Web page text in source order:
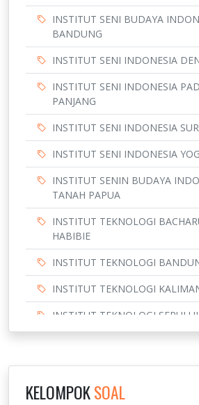
INSTITUT SENI BUDAYA
BANDUNG
INSTITUT SENI INDONESIA
INSTITUT SENI INDONESIA
PANJANG
INSTITUT SENI INDONESIA
INSTITUT SENI INDONESIA
INSTITUT SENIN BUDAYA
TANAH PAPUA
INSTITUT TEKNOLOGI
HABIBIE
INSTITUT TEKNOLOGI
INSTITUT TEKNOLOGI
INSTITUT TEKNOLOGI
NOVEMBER
KELOMPOKSOAL